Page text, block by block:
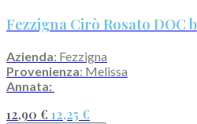
Fezzigna Cirò Rosato DOC
Azienda: Fezzigna
Provenienza: Melissa
Annata:
12,90 € 12,25 €